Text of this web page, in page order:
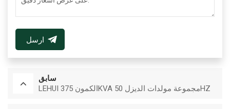
ارسل
سابق
LEHUI الكمون 375KVA مجموعة مولدات الديزل 50HZ